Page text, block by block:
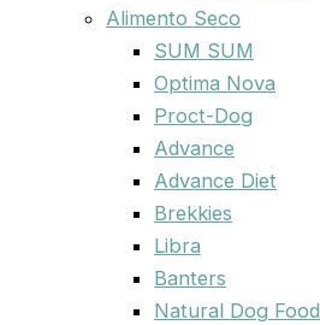
Alimento Seco
SUM SUM
Optima Nova
Proct-Dog
Advance
Advance Diet
Brekkies
Libra
Banters
Natural Dog Food